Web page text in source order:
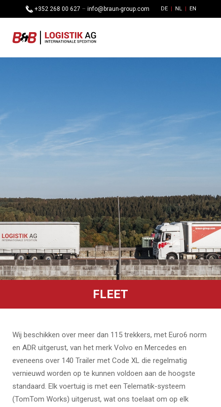
DE NL EN
+352 268 00 627 – info@braun-group.com
FLEET
Wij beschikken over meer dan 115 trekkers, met Euro6 norm
en ADR uitgerust, van het merk Volvo en Mercedes en
eveneens over 140 Trailer met Code XL die regelmatig
vernieuwd worden op te kunnen voldoen aan de hoogste
standaard. Elk voertuig is met een Telematik-systeem
(TomTom Works) uitgerust, wat ons toelaat om op elk